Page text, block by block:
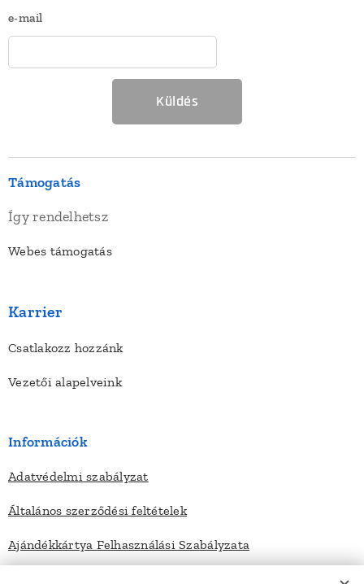
e-mail
Küldés
Támogatás
Így rendelhetsz
Webes támogatás
Karrier
Csatlakozz hozzánk
Vezetői alapelveink
Információk
Adatvédelmi szabályzat
Általános szerződési feltételek
Ajándékkártya Felhasználási Szabályzata